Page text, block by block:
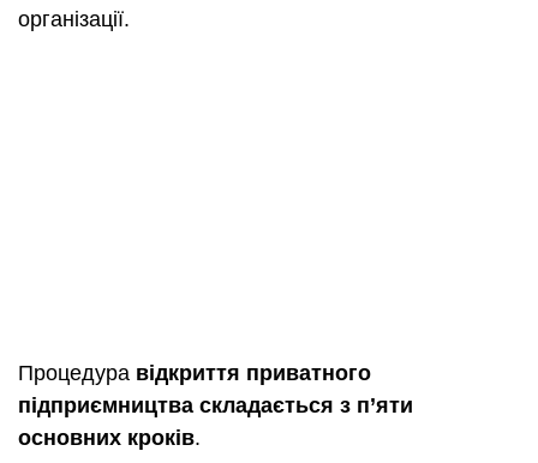
організації.
Процедура відкриття приватного
підприємництва складається з п’яти
основних кроків.